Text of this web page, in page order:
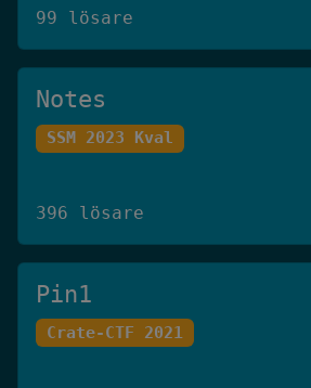
99 lösare
Notes
SSM 2023 Kval
396 lösare
Pin1
Crate-CTF 2021